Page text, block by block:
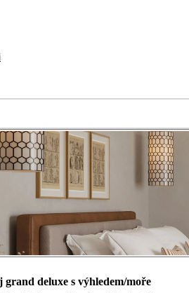
deluxe s výhledem/moře